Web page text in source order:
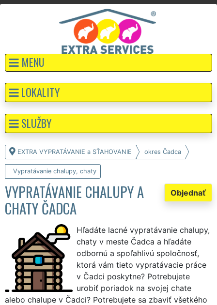
MENU
EXTRA VYPRATÁVANIE a SŤAHOVANIE okres Čadca
Vypratávanie chalupy, chaty
Objednať
VYPRATÁVANIE CHALUPY A
CHATY ČADCA
Hľadáte lacné vypratávanie chalupy,
chaty v meste Čadca a hľadáte
odbornú a spoľahlivú spoločnosť,
ktorá vám tieto vypratávacie práce
v Čadci poskytne? Potrebujete
urobiť poriadok na svojej chate
alebo chalupe v Čadci? Potrebujete sa zbaviť všetkého
LOKALITY
SLUŽBY